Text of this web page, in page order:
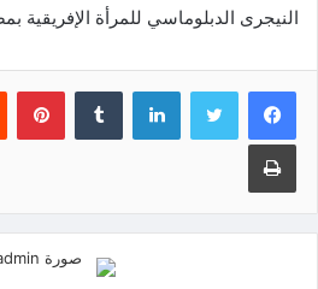
النيجرى الدبلوماسي للمرأة الإفريقية
لينكدإن بينتيريست